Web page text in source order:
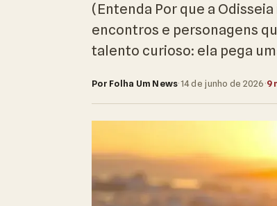
(Entenda Por que a
encontros e personagens
talento curioso: ela pega
Por Folha Um News·14 de junho de 2026·9